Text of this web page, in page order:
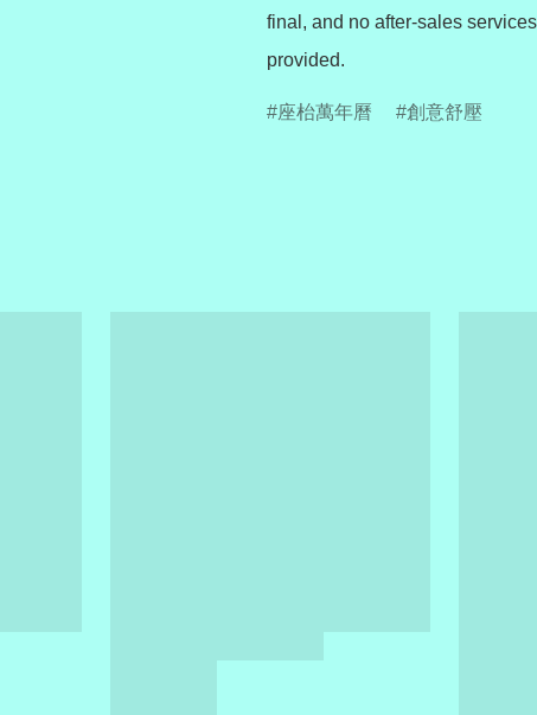
final, and no after-sales
provided.
座枱萬年曆 創意舒壓